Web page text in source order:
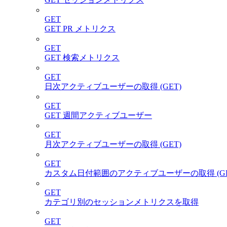
GET
GET PR メトリクス
GET
GET 検索メトリクス
GET
日次アクティブユーザーの取得 (GET)
GET
GET 週間アクティブユーザー
GET
月次アクティブユーザーの取得 (GET)
GET
カスタム日付範囲のアクティブユーザーの取得
GET
カテゴリ別のセッションメトリクスを取得
GET